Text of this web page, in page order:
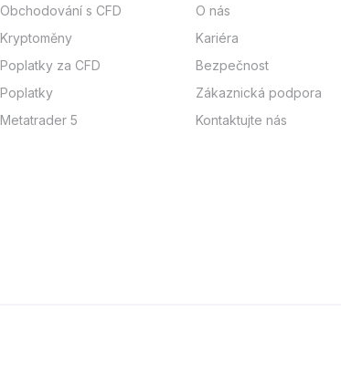
Obchodování s CFD
Kryptoměny
Poplatky za CFD
Poplatky
Metatrader 5
O nás
Kariéra
Bezpečnost
Zákaznická podpora
Kontaktujte nás